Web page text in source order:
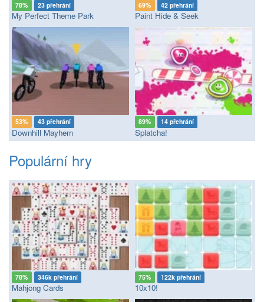
78% 23 přehrání
My Perfect Theme Park
69% 42 přehrání
Paint Hide & Seek
53% 43 přehrání
Downhill Mayhem
89% 14 přehrání
Splatcha!
Populární hry
78% 346k přehrání
Mahjong Cards
75% 122k přehrání
10x10!